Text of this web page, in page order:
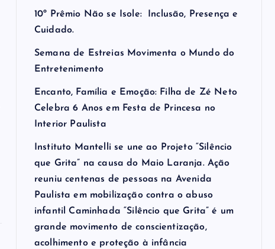
10º Prêmio Não se Isole: Inclusão, Presença e
Cuidado.
Semana de Estreias Movimenta o Mundo do
Entretenimento
Encanto, Família e Emoção: Filha de Zé Neto
Celebra 6 Anos em Festa de Princesa no
Interior Paulista
Instituto Mantelli se une ao Projeto “Silêncio
que Grita” na causa do Maio Laranja. Ação
reuniu centenas de pessoas na Avenida
Paulista em mobilização contra o abuso
infantil Caminhada “Silêncio que Grita” é um
grande movimento de conscientização,
acolhimento e proteção à infância